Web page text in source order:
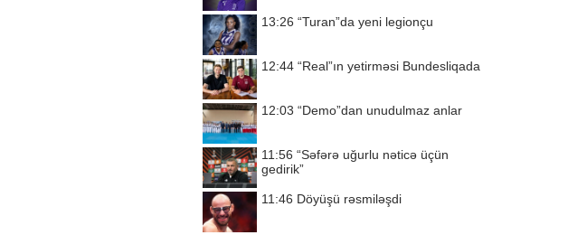
13:26 “Turan”da yeni legionçu
12:44 “Real”ın yetirməsi Bundesliqada
12:03 “Demo”dan unudulmaz anlar
11:56 “Səfərə uğurlu nəticə üçün
gedirik”
11:46 Döyüşü rəsmiləşdi